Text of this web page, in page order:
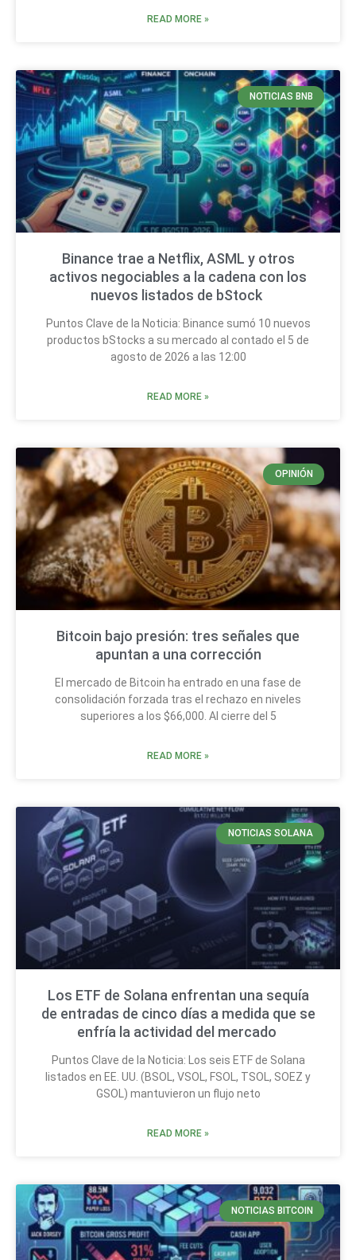
READ MORE »
NOTICIAS BNB
Binance trae a Netflix, ASML y otros
activos negociables a la cadena con los
nuevos listados de bStock
Puntos Clave de la Noticia: Binance sumó 10 nuevos
productos bStocks a su mercado al contado el 5 de
agosto de 2026 a las 12:00
READ MORE »
OPINIÓN
Bitcoin bajo presión: tres señales que
apuntan a una corrección
El mercado de Bitcoin ha entrado en una fase de
consolidación forzada tras el rechazo en niveles
superiores a los $66,000. Al cierre del 5
READ MORE »
NOTICIAS SOLANA
Los ETF de Solana enfrentan una sequía
de entradas de cinco días a medida que se
enfría la actividad del mercado
Puntos Clave de la Noticia: Los seis ETF de Solana
listados en EE. UU. (BSOL, VSOL, FSOL, TSOL, SOEZ y
GSOL) mantuvieron un flujo neto
READ MORE »
NOTICIAS BITCOIN